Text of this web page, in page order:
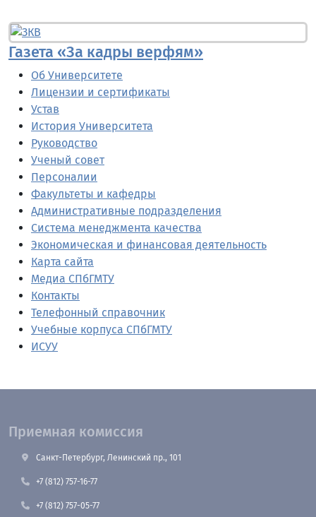
Газета «За кадры верфям»
Об Университете
Лицензии и сертификаты
Устав
История Университета
Руководство
Ученый совет
Персоналии
Факультеты и кафедры
Административные подразделения
Система менеджмента качества
Экономическая и финансовая деятельность
Карта сайта
Медиа СПбГМТУ
Контакты
Телефонный справочник
Учебные корпуса СПбГМТУ
ИСУУ
Приемная комиссия
Санкт-Петербург, Ленинский пр., 101
+7 (812) 757-16-77
+7 (812) 757-05-77